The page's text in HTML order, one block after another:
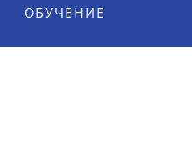
ОБУЧЕНИЕ